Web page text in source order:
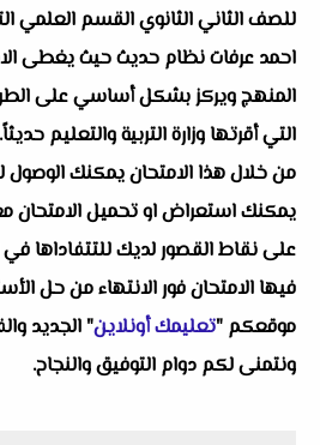
احمد عرفات نظام حديث حيث يغطى
المنهج ويركز بشكل أساسي على
التي أقرتها وزارة التربية والتعليم حديثاً.
من خلال هذا الامتحان يمكنك الوصول
يمكنك استعراض او تحميل الامتحان
على نقاط القصور لديك للتتفاداها في
فيها الامتحان فور الانتهاء من حل
موقعكم "تعليمك أونلاين" الجديد
ونتمنى لكم دوام التوفيق والنجاح.